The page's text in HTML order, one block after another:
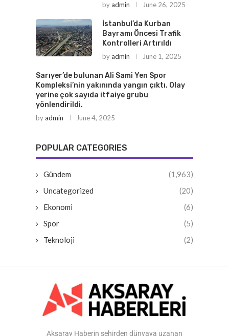
byadmin June 26, 2025
İstanbul’da Kurban
Bayramı Öncesi Trafik
Kontrolleri Artırıldı
byadmin June 1, 2025
Sarıyer’de bulunan Ali Sami Yen Spor
Kompleksi’nin yakınında yangın çıktı. Olay
yerine çok sayıda itfaiye grubu
yönlendirildi.
byadmin June 4, 2025
POPULAR CATEGORIES
Gündem
(1,963)
Uncategorized
(20)
Ekonomi
(6)
Spor
(5)
Teknoloji
(2)
Aksaray Haberin şehirden dünyaya uzanan